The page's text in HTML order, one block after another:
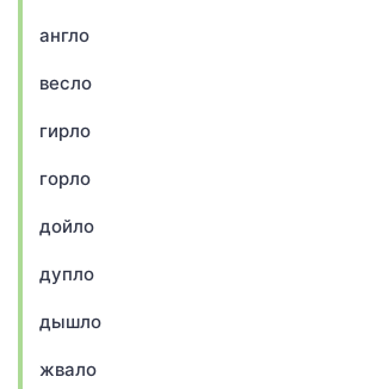
англо
весло
гирло
горло
дойло
дупло
дышло
жвало